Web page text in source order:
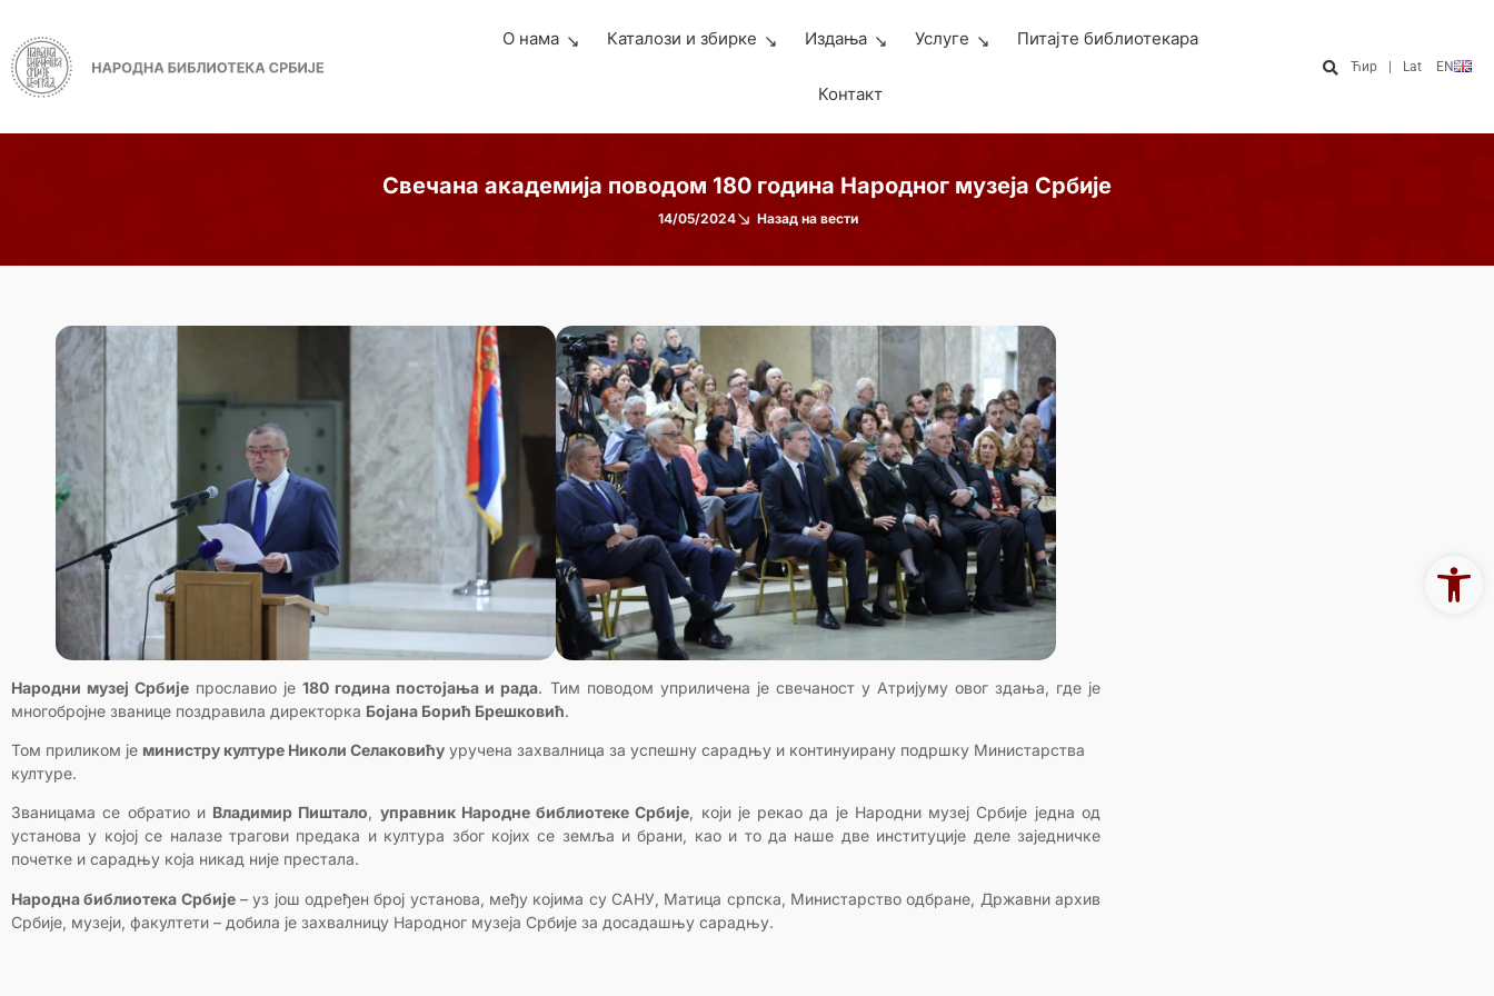
О нама Каталози и збирке Издања Услуге Питајте библиотекара
Контакт
Ћир Lat EN
Свечана академија поводом 180 година Народног музеја Србије
14/05/2024 Назад на вести
Народни музеј Србије прославио је180 година постојања и рада. Тим поводом уприличена је свечаност у Атријуму овог здања, где је
многобројне званице поздравила директорка Бојана Борић Брешковић.
Том приликом је министру културе Николи Селаковићу уручена захвалница за успешну сарадњу и континуирану подршку Министарства
културе.
Званицама се обратио и Владимир Пиштало, управник Народне библиотеке Србије, који је рекао да је Народни музеј Србије једна од
установа у којој се налазе трагови предака и култура због којих се земља и брани, као и то да наше две институције деле заједничке
почетке и сарадњу која никад није престала.
Народна библиотека Србије– уз још одређен број установа, међу којима су САНУ, Матица српска, Министарство одбране, Државни архив
Србије, музеји, факултети – добила је захвалницу Народног музеја Србије за досадашњу сарадњу.